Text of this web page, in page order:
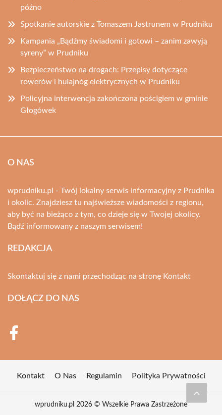
późno
Spotkanie autorskie z Tomaszem Jastrunem w Prudniku
Kampania „Bądźmy świadomi i gotowi – zanim zawyją
syreny” w Prudniku
Bezpieczeństwo na drogach: Przepisy dotyczące
rowerów i hulajnóg elektrycznych w Prudniku
Policyjna interwencja zakończona pościgiem w gminie
Głogówek
O NAS
wprudniku.pl - Twój lokalny serwis informacyjny z Prudnika
i okolic. Znajdziesz tu najświeższe wiadomości z regionu,
aby być na bieżąco z tym, co dzieje się w Twojej okolicy.
Bądź informowany z naszym serwisem!
REDAKCJA
Skontaktuj się z nami przechodząc na stronę Kontakt
DOŁĄCZ DO NAS
Kontakt O Nas Regulamin Polityka Prywatności
wprudniku.pl 2026 © Wszelkie Prawa Zastrzeżone